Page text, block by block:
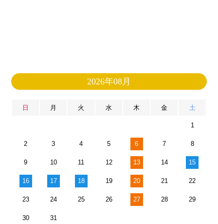
2026年08月
日 月 火 水 木 金 土
1
2 3 4 5 6 7 8
9 10 11 12 13 14 15
16 17 18 19 20 21 22
23 24 25 26 27 28 29
30 31